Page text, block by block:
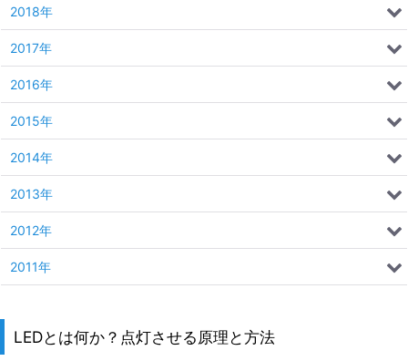
LEDとは何か？点灯させる原理と方法
2018年
2017年
2016年
2015年
2014年
2013年
2012年
2011年